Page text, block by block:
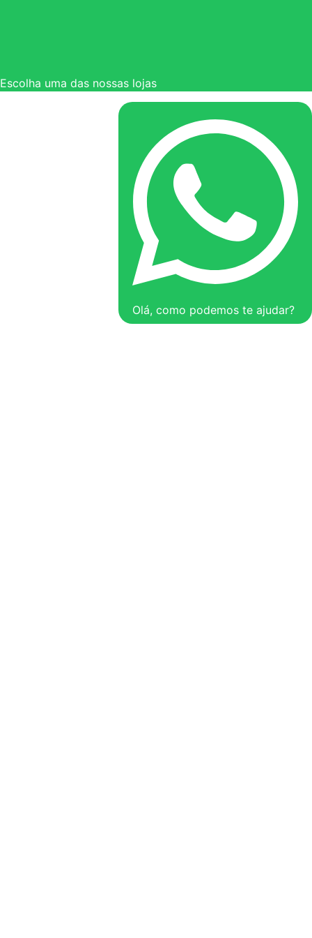
Escolha uma das nossas lojas
Olá, como podemos te ajudar?